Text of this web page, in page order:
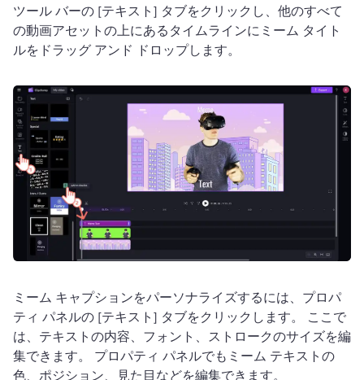
ツール バーの [テキスト] タブをクリックし、他のすべて
の動画アセットの上にあるタイムラインにミーム タイト
ルをドラッグ アンド ドロップします。
ミーム キャプションをパーソナライズするには、プロパ
ティ パネルの [テキスト] タブをクリックします。 ここで
は、テキストの内容、フォント、ストロークのサイズを編
集できます。 プロパティ パネルでもミーム テキストの
色、ポジション、見た目などを編集できます。